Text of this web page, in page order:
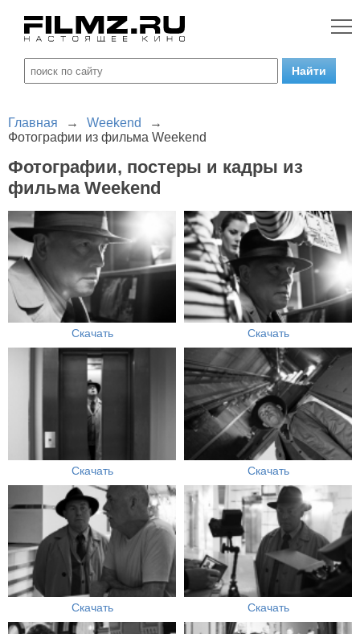
Главная → Weekend
→
Фотографии из фильма Weekend
Фотографии, постеры и кадры из
фильма Weekend
Скачать Скачать
Скачать Скачать
Скачать Скачать